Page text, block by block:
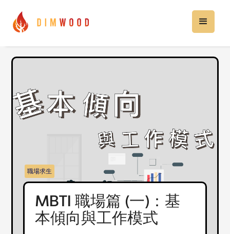
MBTI 職場篇 (一)：基
本傾向與工作模式
職場求生